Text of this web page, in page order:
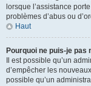
lorsque l’assistance
problèmes d’abus ou
Haut
Pourquoi ne puis-je pas
Il est possible qu’un
d’empêcher les
possible qu’un